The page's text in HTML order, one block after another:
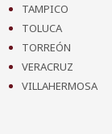
TAMPICO
TOLUCA
TORREÓN
VERACRUZ
VILLAHERMOSA